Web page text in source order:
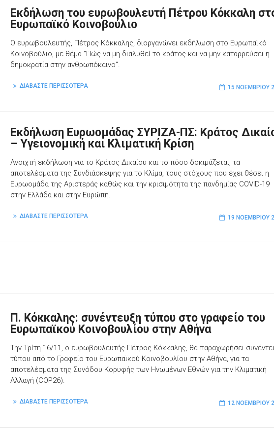
Εκδήλωση του ευρωβουλευτή Πέτρου Κόκκαλη
Ευρωπαϊκό Κοινοβούλιο
Ο ευρωβουλευτής, Πέτρος Κόκκαλης, διοργανώνει εκδήλωση στο Ευρωπαϊκό
Κοινοβούλιο, με θέμα "Πώς να μη διαλυθεί το κράτος και να μην καταρρεύσει η
δημοκρατία στην ανθρωπόκαινο".
ΔΙΑΒΑΣΤΕ ΠΕΡΙΣΣΟΤΕΡΑ 15 ΝΟΕΜΒΡΊΟΥ
Εκδήλωση Ευρωομάδας ΣΥΡΙΖΑ-ΠΣ: Κράτος
– Υγειονομική και Κλιματική Κρίση
Ανοιχτή εκδήλωση για το Κράτος Δικαίου και το πόσο δοκιμάζεται, τα
αποτελέσματα της Συνδιάσκεψης για το Κλίμα, τους στόχους που έχει θέσει η
Ευρωομάδα της Αριστεράς καθώς και την κρισιμότητα της πανδημίας COVID-19
στην Ελλάδα και στην Ευρώπη.
ΔΙΑΒΑΣΤΕ ΠΕΡΙΣΣΟΤΕΡΑ 19 ΝΟΕΜΒΡΊΟΥ
Π. Κόκκαλης: συνέντευξη τύπου στο γραφείο του
Ευρωπαϊκού Κοινοβουλίου στην Αθήνα
Την Τρίτη 16/11, ο ευρωβουλευτής Πέτρος Κόκκαλης, θα παραχωρήσει
τύπου από το Γραφείο του Ευρωπαϊκού Κοινοβουλίου στην Αθήνα, για τα
αποτελέσματα της Συνόδου Κορυφής των Ηνωμένων Εθνών για την Κλιματική
Αλλαγή (COP26).
ΔΙΑΒΑΣΤΕ ΠΕΡΙΣΣΟΤΕΡΑ 12 ΝΟΕΜΒΡΊΟΥ